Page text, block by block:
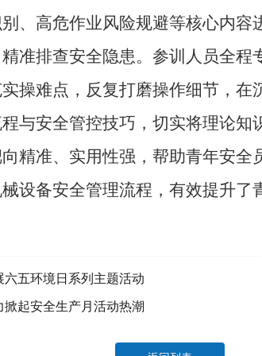
、高危作业风险规避等核心内容
准排查安全隐患。参训人员全程
操难点，反复打磨操作细节，在
与安全管控技巧，切实将理论知
准、实用性强，帮助青年安全
设备安全管理流程，有效提升了
五环境日系列主题活动
起安全生产月活动热潮